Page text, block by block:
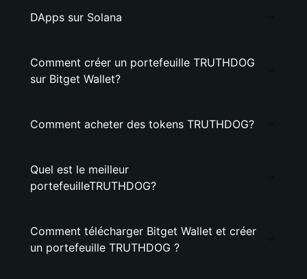
DApps sur Solana
Comment créer un portefeuille TRUTHDOG
sur Bitget Wallet?
Comment acheter des tokens TRUTHDOG?
Quel est le meilleur
portefeuilleTRUTHDOG?
Comment télécharger Bitget Wallet et créer
un portefeuille TRUTHDOG ?